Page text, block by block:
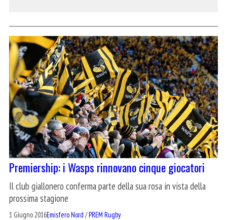
Premiership: i Wasps rinnovano cinque giocatori
Il club giallonero conferma parte della sua rosa in vista della
prossima stagione
1 Giugno 2016Emisfero Nord /PREM Rugby